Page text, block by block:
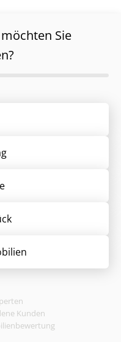
Sie
Kunden